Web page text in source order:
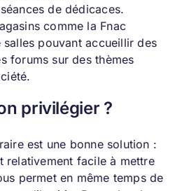
de dédicaces.
comme la Fnac
pouvant accueillir des
forums sur des thèmes
privilégier ?
est une bonne solution :
relativement facile à mettre
permet en même temps de